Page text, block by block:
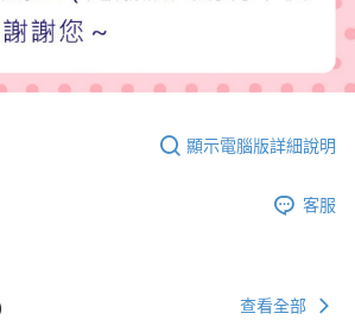
顯示電腦版詳細說明
客服
查看全部